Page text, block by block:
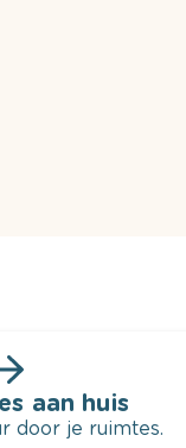
aan huis
door je ruimtes.